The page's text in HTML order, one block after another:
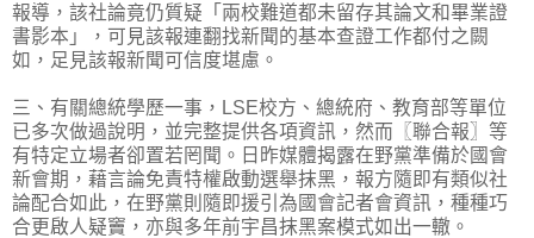
報導，該社論竟仍質疑「兩校難道都未留存其論文和畢業證
書影本」，可見該報連翻找新聞的基本查證工作都付之闕
如，足見該報新聞可信度堪慮。
三、有關總統學歷一事，LSE校方、總統府、教育部等單位
已多次做過說明，並完整提供各項資訊，然而〖聯合報〗等
有特定立場者卻置若罔聞。日昨媒體揭露在野黨準備於國會
新會期，藉言論免責特權啟動選舉抹黑，報方隨即有類似社
論配合如此，在野黨則隨即援引為國會記者會資訊，種種巧
合更啟人疑竇，亦與多年前宇昌抹黑案模式如出一轍。